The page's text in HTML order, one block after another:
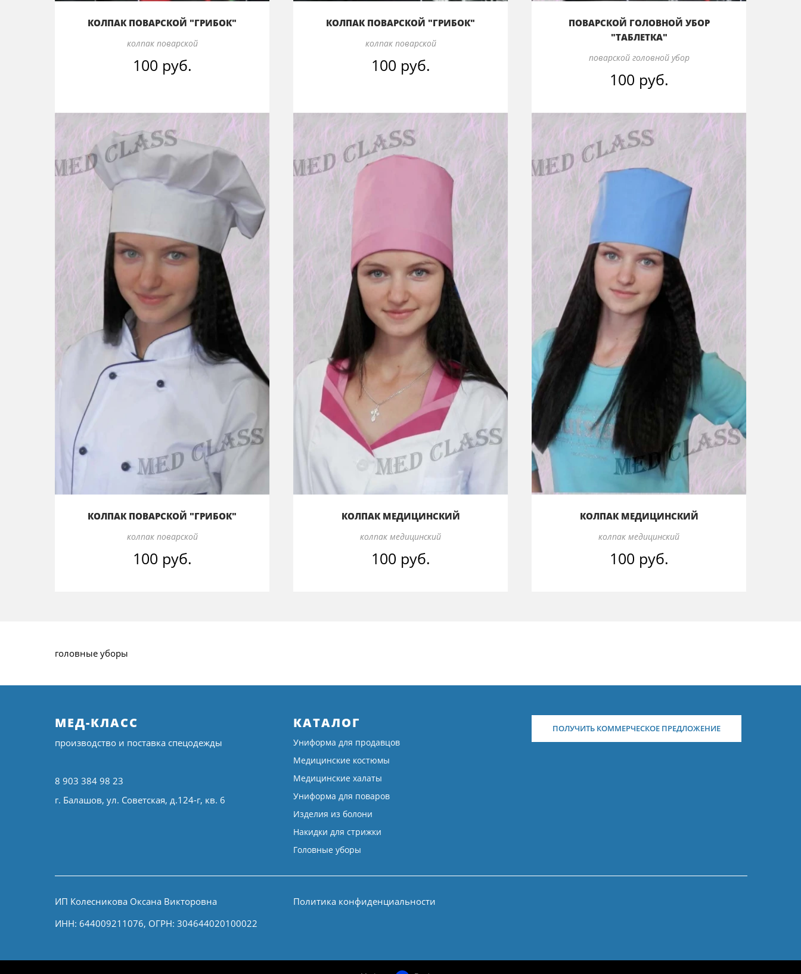
КОЛПАК ПОВАРСКОЙ "ГРИБОК"
колпак поварской
100 руб.
КОЛПАК ПОВАРСКОЙ "ГРИБОК"
колпак поварской
100 руб.
ПОВАРСКОЙ ГОЛОВНОЙ УБОР
"ТАБЛЕТКА"
поварской головной убор
100 руб.
КОЛПАК ПОВАРСКОЙ "ГРИБОК"
колпак поварской
100 руб.
КОЛПАК МЕДИЦИНСКИЙ
колпак медицинский
100 руб.
КОЛПАК МЕДИЦИНСКИЙ
колпак медицинский
100 руб.
головные уборы
МЕД-КЛАСС
производство и поставка спецодежды
8 903 384 98 23
г. Балашов, ул. Советская, д.124-г, кв. 6
КАТАЛОГ
Униформа для продавцов
Медицинские костюмы
Медицинские халаты
Униформа для поваров
Изделия из болони
Накидки для стрижки
Головные уборы
ПОЛУЧИТЬ КОММЕРЧЕСКОЕ ПРЕДЛОЖЕНИЕ
ИП Колесникова Оксана Викторовна
ИНН: 644009211076, ОГРН: 304644020100022
Политика конфиденциальности